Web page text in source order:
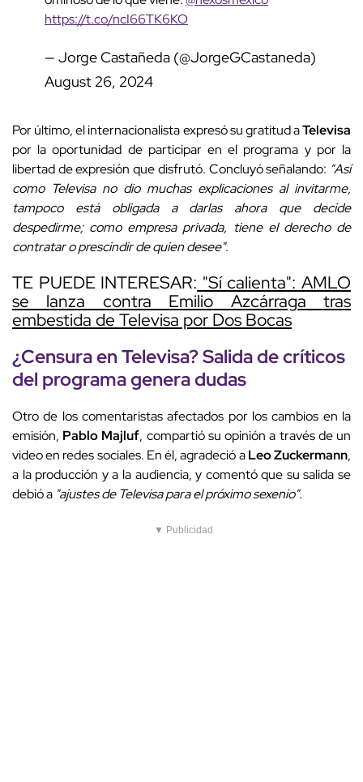
https://t.co/ncI66TK6KO
— Jorge Castañeda (@JorgeGCastaneda)
August 26, 2024
Por último, el internacionalista expresó su gratitud aTelevisa
por la oportunidad de participar en el programa y por la
libertad de expresión que disfrutó. Concluyó señalando: "Así
como Televisa no dio muchas explicaciones al invitarme,
tampoco está obligada a darlas ahora que decide
despedirme; como empresa privada, tiene el derecho de
contratar o prescindir de quien desee".
TE PUEDE INTERESAR: "Sí calienta": AMLO
se lanza contra Emilio Azcárraga tras
embestida de Televisa por Dos Bocas
¿Censura en Televisa? Salida de críticos
del programa genera dudas
Otro de los comentaristas afectados por los cambios en la
emisión, Pablo Majluf, compartió su opinión a través de un
video en redes sociales. En él, agradeció aLeo Zuckermann,
a la producción y a la audiencia, y comentó que su salida se
debió a "ajustes de Televisa para el próximo sexenio".
▼ Publicidad